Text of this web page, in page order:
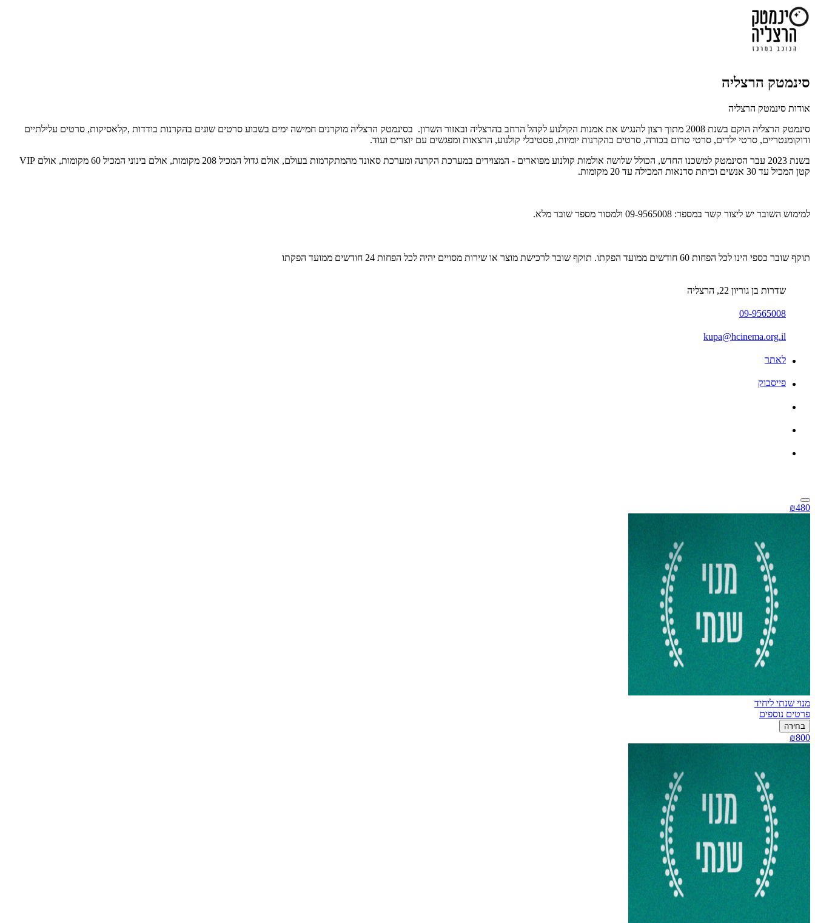
סינמטק הרצליה
אודות סינמטק הרצליה
סינמטק הרצליה הוקם בשנת 2008 מתוך רצון להנגיש את אמנות הקולנוע לקהל הרחב בהרצליה ובאזור השרון. בסינמטק הרצליה מוקרנים חמישה ימים בשבוע סרטים שונים בהקרנות בודדות ,קלאסיקות, סרטים עלילתיים
ודוקומנטריים, סרטי ילדים, סרטי טרום בכורה, סרטים בהקרנות יומיות, פסטיבלי קולנוע, הרצאות ומפגשים עם יוצרים ועוד.
בשנת 2023 עבר הסינמטק למשכנו החדש, הכולל שלושה אולמות קולנוע מפוארים - המצוידים במערכת הקרנה ומערכת סאונד מהמתקדמות בעולם, אולם גדול המכיל 208 מקומות, אולם בינוני המכיל 60 מקומות, אולם VIP
קטן המכיל עד 30 אנשים וכיתת סדנאות המכילה עד 20 מקומות.
למימוש השובר יש ליצור קשר במספר: 09-9565008 ולמסור מספר שובר מלא.
תוקף שובר כספי הינו לכל הפחות 60 חודשים ממועד הפקתו. תוקף שובר לרכישת מוצר או שירות מסויים יהיה לכל הפחות 24 חודשים ממועד הפקתו
שדרות בן גוריון 22, הרצליה
09-9565008
kupa@hcinema.org.il
לאתר
פייסבוק
₪480
מנוי שנתי ליחיד
פרטים נוספים
בחירה
₪800